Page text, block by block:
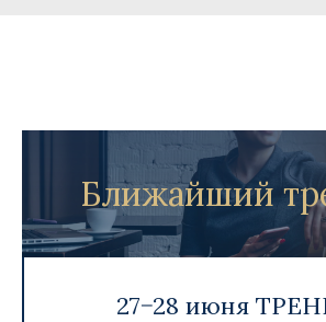
Ближайший
27−28 июня